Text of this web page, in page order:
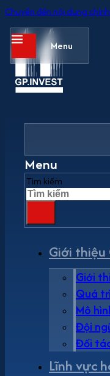
Chuyển đến nội dung chính
Menu
Menu
Tìm kiếm
Giới thiệu
Giới
Quá
Mô
Đội
Đối
Lĩnh vực